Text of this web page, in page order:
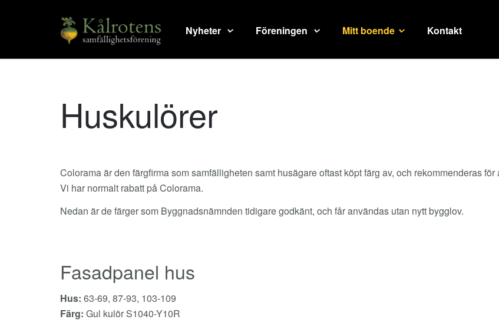
Nyheter Föreningen Mitt boende Kontakt
Huskulörer
Colorama är den färgfirma som samfälligheten samt husägare oftast köpt färg av, och rekommenderas
Vi har normalt rabatt på Colorama.
Nedan är de färger som Byggnadsnämnden tidigare godkänt, och får användas utan nytt bygglov.
Fasadpanel hus
Hus: 63-69, 87-93, 103-109
Färg: Gul kulör S1040-Y10R